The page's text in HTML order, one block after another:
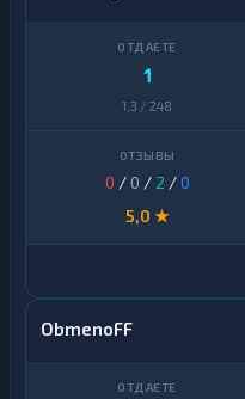
1
1,3 / 248
0 / 0 / 2 /0
5,0 ★
ObmenoFF